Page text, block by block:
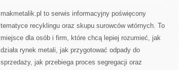
makmetalik.pl to serwis informacyjny poświęcony
tematyce recyklingu oraz skupu surowców wtórnych. To
miejsce dla osób i firm, które chcą lepiej rozumieć, jak
działa rynek metali, jak przygotować odpady do
sprzedaży, jak przebiega proces segregacji oraz